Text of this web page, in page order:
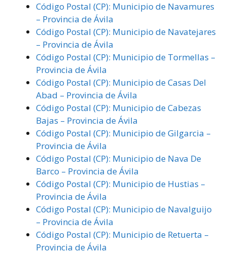
Código Postal (CP): Municipio de Navamures
– Provincia de Ávila
Código Postal (CP): Municipio de Navatejares
– Provincia de Ávila
Código Postal (CP): Municipio de Tormellas –
Provincia de Ávila
Código Postal (CP): Municipio de Casas Del
Abad – Provincia de Ávila
Código Postal (CP): Municipio de Cabezas
Bajas – Provincia de Ávila
Código Postal (CP): Municipio de Gilgarcia –
Provincia de Ávila
Código Postal (CP): Municipio de Nava De
Barco – Provincia de Ávila
Código Postal (CP): Municipio de Hustias –
Provincia de Ávila
Código Postal (CP): Municipio de Navalguijo
– Provincia de Ávila
Código Postal (CP): Municipio de Retuerta –
Provincia de Ávila